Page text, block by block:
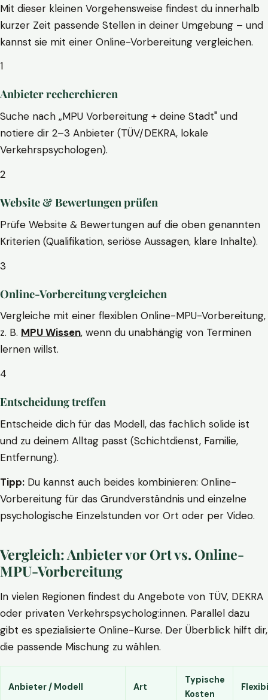
Mit dieser kleinen Vorgehensweise findest du innerhalb
kurzer Zeit passende Stellen in deiner Umgebung – und
kannst sie mit einer Online-Vorbereitung vergleichen.
1
Anbieter recherchieren
Suche nach „MPU Vorbereitung + deine Stadt" und
notiere dir 2–3 Anbieter (TÜV/DEKRA, lokale
Verkehrspsychologen).
2
Website & Bewertungen prüfen
Prüfe Website & Bewertungen auf die oben genannten
Kriterien (Qualifikation, seriöse Aussagen, klare Inhalte).
3
Online-Vorbereitung vergleichen
Vergleiche mit einer flexiblen Online-MPU-Vorbereitung,
z. B. MPU Wissen, wenn du unabhängig von Terminen
lernen willst.
4
Entscheidung treffen
Entscheide dich für das Modell, das fachlich solide ist
und zu deinem Alltag passt (Schichtdienst, Familie,
Entfernung).
Tipp: Du kannst auch beides kombinieren: Online-
Vorbereitung für das Grundverständnis und einzelne
psychologische Einzelstunden vor Ort oder per Video.
Vergleich: Anbieter vor Ort vs. Online-
MPU-Vorbereitung
In vielen Regionen findest du Angebote von TÜV, DEKRA
oder privaten Verkehrspsycholog:innen. Parallel dazu
gibt es spezialisierte Online-Kurse. Der Überblick hilft dir,
die passende Mischung zu wählen.
Anbieter / Modell Art
Typische
Kosten